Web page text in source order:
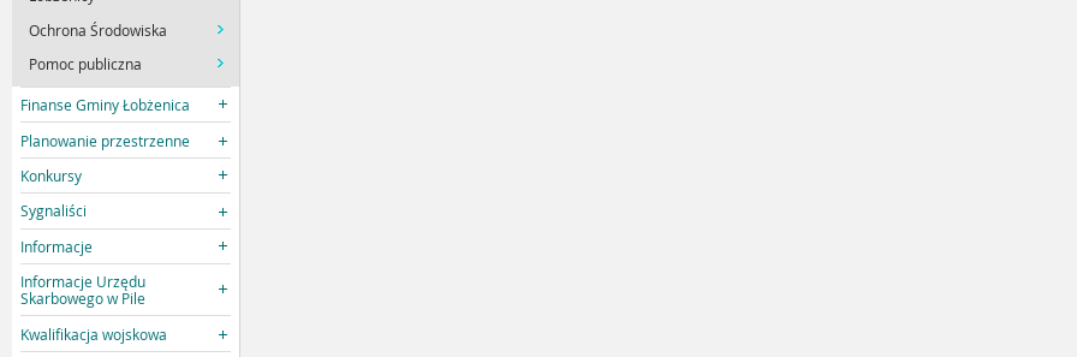
Ochrona Środowiska
Pomoc publiczna
Finanse Gminy Łobżenica
Planowanie przestrzenne
Konkursy
Sygnaliści
Informacje
Informacje Urzędu
Skarbowego w Pile
Kwalifikacja wojskowa